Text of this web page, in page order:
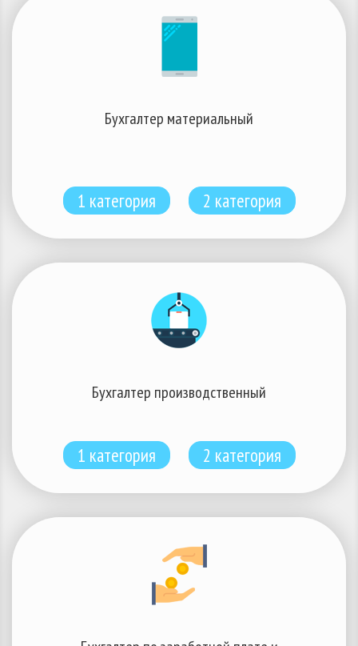
Бухгалтер материальный
1 категория 2 категория
Бухгалтер производственный
1 категория 2 категория